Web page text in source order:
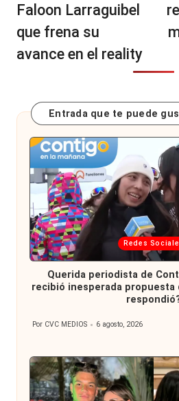
Faloon Larraguibel
que frena su
avance en el reality
Entrada que te puede
Publicada
en
Redes
Querida periodista de
recibió inesperada propuesta
Publicado
Por CVC MEDIOS 6 agosto, 2026